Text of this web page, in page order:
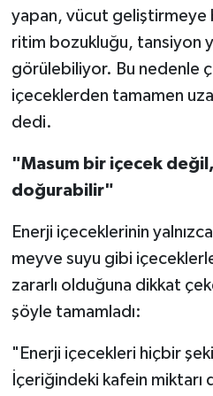
yapan, vücut geliştirmeye
ritim bozukluğu, tansiyon
görülebiliyor. Bu nedenle
içeceklerden tamamen
dedi.
"Masum bir içecek
doğurabilir"
Enerji içeceklerinin
meyve suyu gibi içeceklerle
zararlı olduğuna dikkat
şöyle tamamladı:
"Enerji içecekleri hiçbir
İçeriğindeki kafein